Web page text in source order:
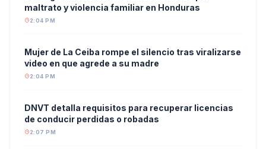
maltrato y violencia familiar en Honduras
2:04 PM
Mujer de La Ceiba rompe el silencio tras viralizarse
video en que agrede a su madre
2:04 PM
DNVT detalla requisitos para recuperar licencias
de conducir perdidas o robadas
2:07 PM